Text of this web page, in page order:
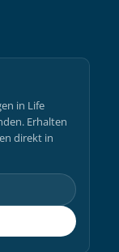
in Life
Erhalten
direkt in